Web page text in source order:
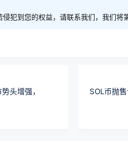
犯到您的权益，请联系我们，我们将
头增强，
SOL币抛